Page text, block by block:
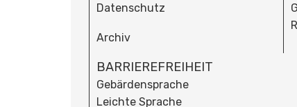
Datenschutz
Archiv
BARRIEREFREIHEIT
Gebärdensprache
Leichte Sprache